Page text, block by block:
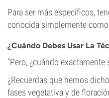
Para ser más específicos,
conocida simplemente
¿Cuándo Debes Usar La
“Pero, ¿cuándo
¿Recuerdas que hemos
fases vegetativa y de